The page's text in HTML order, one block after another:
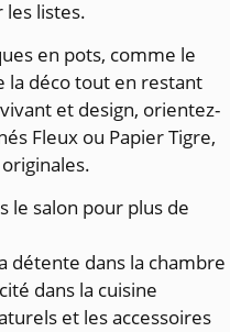
listes.
en pots, comme le
la déco tout en restant
et design, orientez-
Fleux ou Papier Tigre,
le salon pour plus de
détente dans la chambre
dans la cuisine
et les accessoires